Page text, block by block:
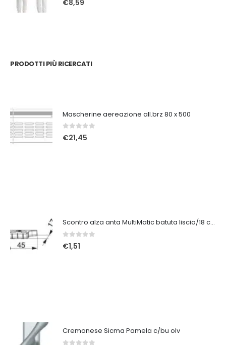
€8,59
PRODOTTI PIÙ RICERCATI
Mascherine aereazione all.brz 80 x 500
0Su 5
€21,45
Scontro alza anta MultiMatic batuta liscia/18 con vite inclinata sx 356299
0Su 5
€1,51
Cremonese Sicma Pamela c/bu olv